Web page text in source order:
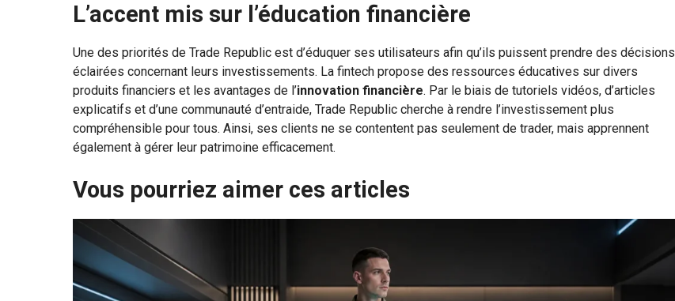
L’accent mis sur l’éducation financière
Une des priorités de Trade Republic est d’éduquer ses utilisateurs afin qu’ils puissent prendre des décisions
éclairées concernant leurs investissements. La fintech propose des ressources éducatives sur divers
produits financiers et les avantages de l’innovation financière. Par le biais de tutoriels vidéos, d’articles
explicatifs et d’une communauté d’entraide, Trade Republic cherche à rendre l’investissement plus
compréhensible pour tous. Ainsi, ses clients ne se contentent pas seulement de trader, mais apprennent
également à gérer leur patrimoine efficacement.
Vous pourriez aimer ces articles